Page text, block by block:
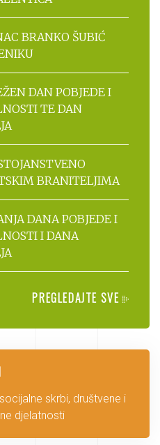
BRANKO ŠUBIĆ
DAN POBJEDE I
TE DAN
BRANITELJIMA
DANA POBJEDE I
I DANA
PREGLEDAJTE SVE
skrbi, društvene i
djelatnosti